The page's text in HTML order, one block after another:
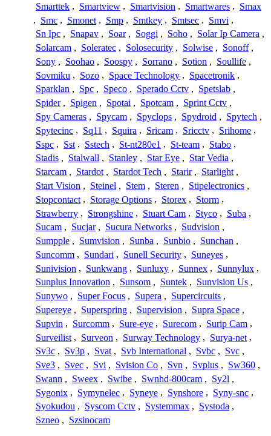
Smarttek , Smartview , Smartvision , Smartwares , Smax
, Smc , Smonet , Smp , Smtkey , Smtsec , Smvi ,
Sn Ipc , Snapav , Soar , Soggi , Soho , Solar Ip Camera ,
Solarcam , Soleratec , Solosecurity , Solwise , Sonoff ,
Sony , Soohao , Soospy , Sorrano , Sotion , Soullife ,
Sovmiku , Sozo , Space Technology , Spacetronik ,
Sparklan , Spc , Speco , Sperado Cctv , Spetslab ,
Spider , Spigen , Spotai , Spotcam , Sprint Cctv ,
Spy Cameras , Spycam , Spyclops , Spydroid , Spytech ,
Spytecinc , Sq11 , Squira , Sricam , Sricctv , Srihome ,
Sspc , Sst , Sstech , St-nt280e1 , St-team , Stabo ,
Stadis , Stalwall , Stanley , Star Eye , Star Vedia ,
Starcam , Stardot , Stardot Tech , Starir , Starlight ,
Start Vision , Steinel , Stem , Steren , Stipelectronics ,
Stopcontact , Storage Options , Storex , Storm ,
Strawberry , Strongshine , Stuart Cam , Styco , Suba ,
Sucam , Sucjar , Sucura Networks , Sudvision ,
Sumpple , Sumvision , Sunba , Sunbio , Sunchan ,
Suncomm , Sundari , Sunell Security , Suneyes ,
Sunivision , Sunkwang , Sunluxy , Sunnex , Sunnylux ,
Sunplus Innovation , Sunsom , Suntek , Sunvision Us ,
Sunywo , Super Focus , Supera , Supercircuits ,
Supereye , Superspring , Supervision , Supra Space ,
Supvin , Surcomm , Sure-eye , Surecom , Surip Cam ,
Surveilist , Surveon , Surway Technology , Surya-net ,
Sv3c , Sv3p , Svat , Svb International , Svbc , Svc ,
Sve3 , Svec , Svi , Svision Co , Svn , Svplus , Sw360 ,
Swann , Sweex , Swibe , Swnhd-800cam , Sy2l ,
Sygonix , Symynelec , Syneye , Synshore , Syny-snc ,
Syokudou , Syscom Cctv , Systemmax , Systoda ,
Szneo , Szsinocam